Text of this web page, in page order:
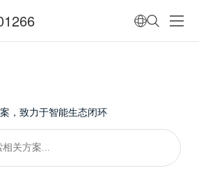
，致力于智能生态闭环